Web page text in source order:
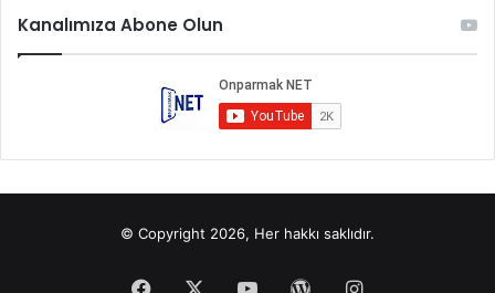
Kanalımıza Abone Olun
© Copyright 2026, Her hakkı saklıdır.
Facebook YouTubeWordPressInstagram